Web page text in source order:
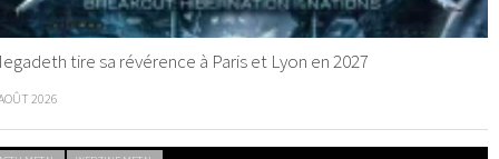
tire sa révérence à Paris et Lyon en 2027
2026